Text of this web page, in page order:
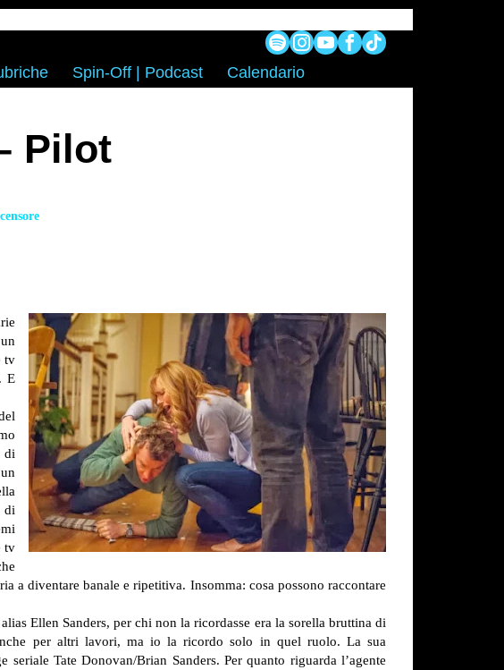
Spin-Off | Podcast Calendario
Pilot
tv
E
di
di
tv
a diventare banale e ripetitiva. Insomma: cosa possono raccontare
Ellen Sanders, per chi non la ricordasse era la sorella bruttina di
per altri lavori, ma io la ricordo solo in quel ruolo. La sua
Tate Donovan/Brian Sanders. Per quanto riguarda l’agente